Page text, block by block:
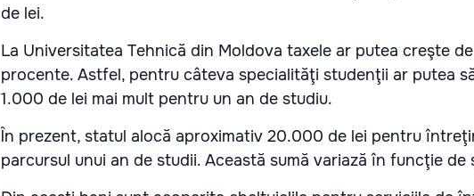
de lei.
La Universitatea Tehnică din Moldova taxele ar putea creşte
procente. Astfel, pentru câteva specialităţi studenţii ar putea
1.000 de lei mai mult pentru un an de studiu.
În prezent, statul alocă aproximativ 20.000 de lei pentru
parcursul unui an de studii. Această sumă variază în funcţie de